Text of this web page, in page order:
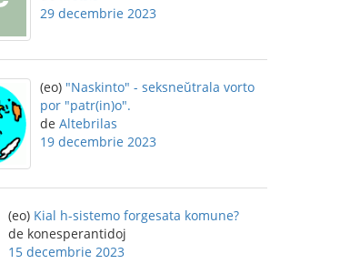
29 decembrie 2023
(eo) "Naskinto" - seksneŭtrala vorto
por "patr(in)o".
de Altebrilas
19 decembrie 2023
(eo) Kial h-sistemo forgesata komune?
de konesperantidoj
15 decembrie 2023